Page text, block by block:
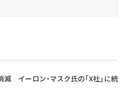
イーロン・マスク氏の「X社」に統